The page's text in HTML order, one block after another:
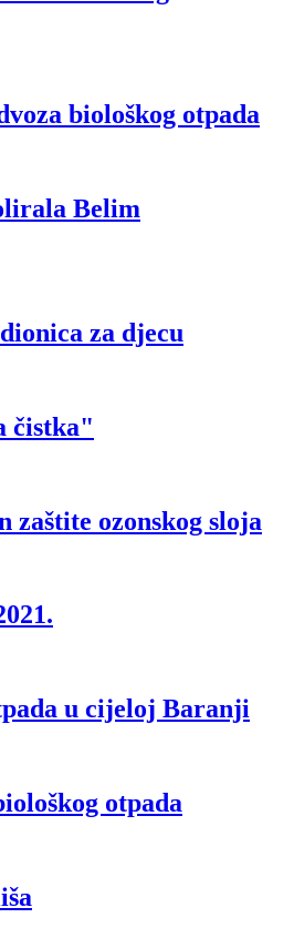
biološkog otpada
Belim
za djecu
čistka"
zaštite ozonskog sloja
u cijeloj Baranji
otpada